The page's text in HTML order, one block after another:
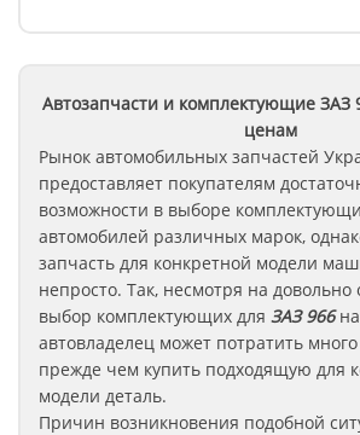
Автозапчасти и комплектующие ЗАЗ
ценам
Рынок автомобильных запчастей
предоставляет покупателям
возможности в выборе
автомобилей различных марок,
запчасть для конкретной модели
непросто. Так, несмотря на
выбор комплектующих для ЗАЗ 966
автовладелец может потратить
прежде чем купить подходящую для
модели деталь.
Причин возникновения подобной